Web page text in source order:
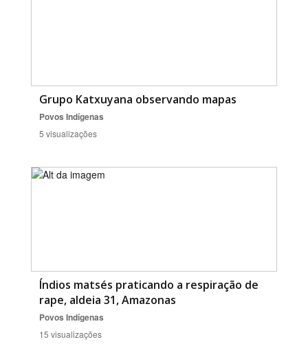
Grupo Katxuyana observando mapas
Povos Indígenas
5 visualizações
Índios matsés praticando a respiração de
rape, aldeia 31, Amazonas
Povos Indígenas
15 visualizações